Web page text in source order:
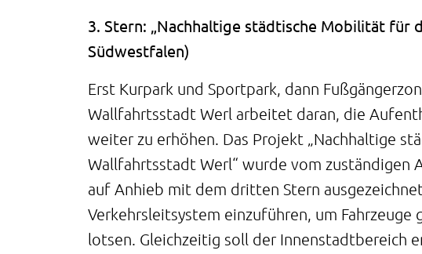
3. Stern: „Nachhaltige städtische Mobilität für
Südwestfalen)
Erst Kurpark und Sportpark, dann
Wallfahrtsstadt Werl arbeitet daran, die
weiter zu erhöhen. Das Projekt „Nachhaltige
Wallfahrtsstadt Werl“ wurde vom zuständigen
auf Anhieb mit dem dritten Stern
Verkehrsleitsystem einzuführen, um Fahrzeuge
lotsen. Gleichzeitig soll der Innenstadtbereich